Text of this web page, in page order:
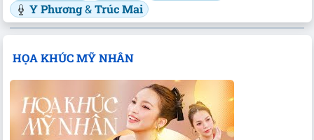
Y Phương&Trúc Mai
HỌA KHÚC MỸ NHÂN